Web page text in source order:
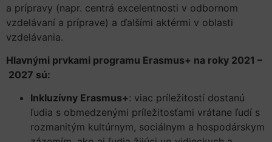
a prípravy (napr. centrá excelentnosti v odbornom
vzdelávaní a príprave) a ďalšími aktérmi v oblasti
vzdelávania.
Hlavnými prvkami programu Erasmus+ na roky 2021 –
2027 sú:
Inkluzívny Erasmus+: viac príležitostí dostanú
ľudia s obmedzenými príležitosťami vrátane ľudí s
rozmanitým kultúrnym, sociálnym a hospodárskym